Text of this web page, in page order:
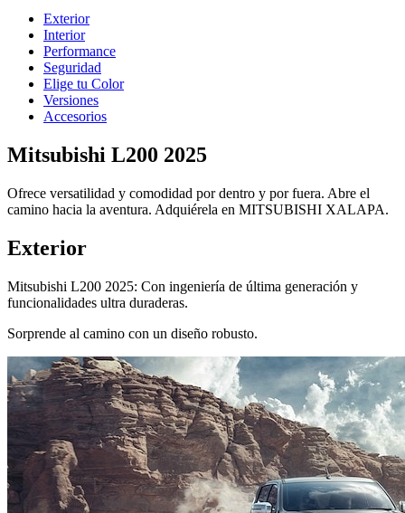
Exterior
Interior
Performance
Seguridad
Elige tu Color
Versiones
Accesorios
Mitsubishi L200 2025
Ofrece versatilidad y comodidad por dentro y por fuera. Abre el
camino hacia la aventura. Adquiérela en MITSUBISHI XALAPA.
Exterior
Mitsubishi L200 2025: Con ingeniería de última generación y
funcionalidades ultra duraderas.
Sorprende al camino con un diseño robusto.